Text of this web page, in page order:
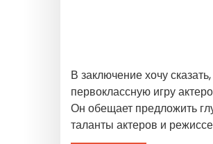
В заключение хочу
первоклассную игру
Он обещает предложить
таланты актеров и